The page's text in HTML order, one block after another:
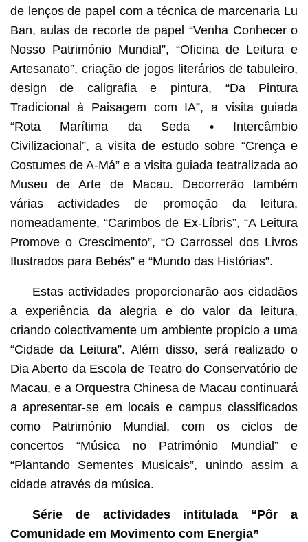
de lenços de papel com a técnica de marcenaria Lu
Ban, aulas de recorte de papel “Venha Conhecer o
Nosso Património Mundial”, “Oficina de Leitura e
Artesanato”, criação de jogos literários de tabuleiro,
design de caligrafia e pintura, “Da Pintura
Tradicional à Paisagem com IA”, a visita guiada
“Rota Marítima da Seda • Intercâmbio
Civilizacional”, a visita de estudo sobre “Crença e
Costumes de A-Má” e a visita guiada teatralizada ao
Museu de Arte de Macau. Decorrerão também
várias actividades de promoção da leitura,
nomeadamente, “Carimbos de Ex-Líbris”, “A Leitura
Promove o Crescimento”, “O Carrossel dos Livros
Ilustrados para Bebés” e “Mundo das Histórias”.
Estas actividades proporcionarão aos cidadãos
a experiência da alegria e do valor da leitura,
criando colectivamente um ambiente propício a uma
“Cidade da Leitura”. Além disso, será realizado o
Dia Aberto da Escola de Teatro do Conservatório de
Macau, e a Orquestra Chinesa de Macau continuará
a apresentar-se em locais e campus classificados
como Património Mundial, com os ciclos de
concertos “Música no Património Mundial” e
“Plantando Sementes Musicais”, unindo assim a
cidade através da música.
Série de actividades intitulada “Pôr a
Comunidade em Movimento com Energia”